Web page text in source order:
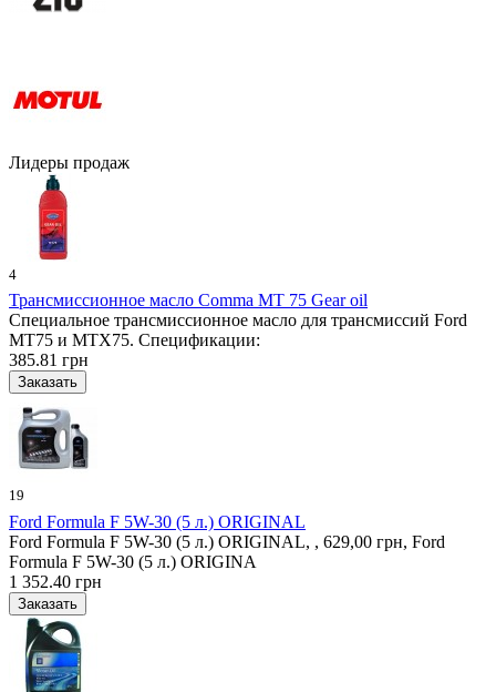
Лидеры продаж
4
Трансмиссионное масло Comma MT 75 Gear oil
Специальное трансмиссионное масло для трансмиссий Ford
MT75 и MTX75. Спецификации:
385.81 грн
19
Ford Formula F 5W-30 (5 л.) ORIGINAL
Ford Formula F 5W-30 (5 л.) ORIGINAL, , 629,00 грн, Ford
Formula F 5W-30 (5 л.) ORIGINA
1 352.40 грн